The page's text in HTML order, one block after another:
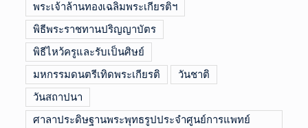
พระเจ้าล้านทองเฉลิมพระเกียรติฯ
พิธีพระราชทานปริญญาบัตร
พิธีไหว้ครูและรับเป็นศิษย์
มหกรรมดนตรีเทิดพระเกียรติ วันชาติ
วันสถาปนา
ศาลาประดิษฐานพระพุทธรูปประจำศูนย์การแพทย์